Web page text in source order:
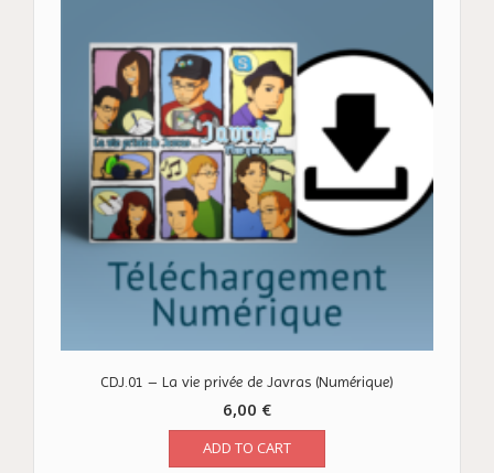
CDJ.01 – La vie privée de Javras (Numérique)
6,00 €
ADD TO CART